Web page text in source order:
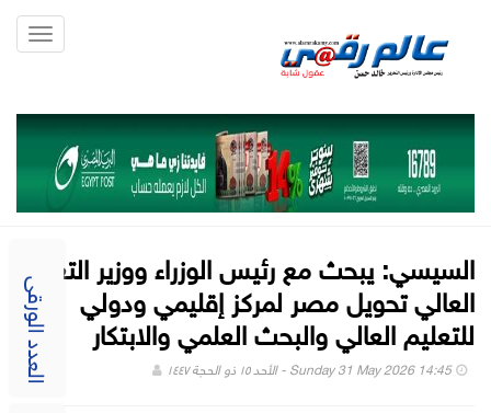
العدد الورقى
السيسي: يبحث مع رئيس الوزراء ووزير التعليم
العالي تحويل مصر لمركز إقليمي ودولي
للتعليم العالي والبحث العلمي والابتكار
Sunday 31 May 2026 14:45 - الأحد ١٥ ذو الحجة ١٤٤٧